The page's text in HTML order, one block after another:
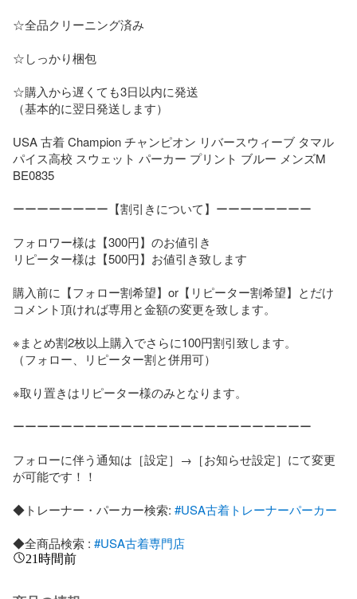
☆全品クリーニング済み
☆しっかり梱包
☆購入から遅くても3日以内に発送
（基本的に翌日発送します）
USA 古着 Champion チャンピオン リバースウィーブ タマル
パイス高校 スウェット パーカー プリント ブルー メンズM
BE0835
ーーーーーーーー【割引きについて】ーーーーーーーー
フォロワー様は【300円】のお値引き
リピーター様は【500円】お値引き致します
購入前に【フォロー割希望】or【リピーター割希望】とだけ
コメント頂ければ専用と金額の変更を致します。
※まとめ割2枚以上購入でさらに100円割引致します。
（フォロー、リピーター割と併用可）
※取り置きはリピーター様のみとなります。
ーーーーーーーーーーーーーーーーーーーーーーーーー
フォローに伴う通知は［設定］→［お知らせ設定］にて変更
が可能です！！
◆トレーナー・パーカー検索: #USA古着トレーナーパーカー
◆全商品検索 : #USA古着専門店
21時間前